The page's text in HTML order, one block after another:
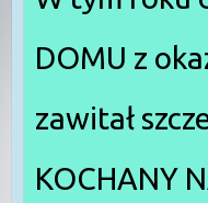
DOMU z
zawitał
KOCHANY